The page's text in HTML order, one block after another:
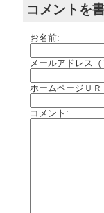
コメントを
お名前:
メールアドレス
ホームページＵＲ
コメント: